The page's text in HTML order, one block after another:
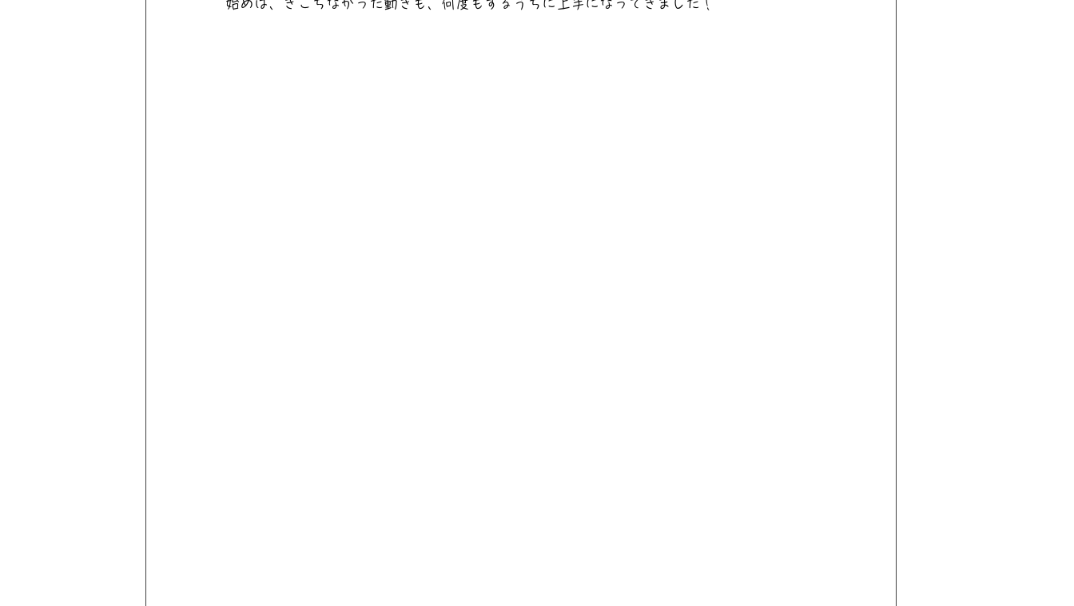
始めは、ぎこちなかった動きも、何度もするうちに上手になってきました！